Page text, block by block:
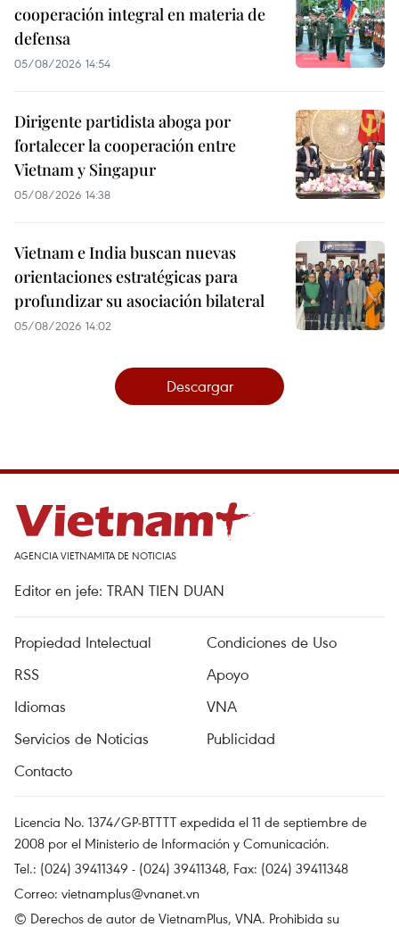
cooperación integral en materia de
defensa
05/08/2026 14:54
Dirigente partidista aboga por
fortalecer la cooperación entre
Vietnam y Singapur
05/08/2026 14:38
Vietnam e India buscan nuevas
orientaciones estratégicas para
profundizar su asociación bilateral
05/08/2026 14:02
Descargar
AGENCIA VIETNAMITA DE NOTICIAS
Editor en jefe: TRAN TIEN DUAN
Propiedad Intelectual
Condiciones de Uso
RSS
Apoyo
Idiomas
VNA
Servicios de Noticias
Publicidad
Contacto
Licencia No. 1374/GP-BTTTT expedida el 11 de septiembre de
2008 por el Ministerio de Información y Comunicación.
Tel.: (024) 39411349 - (024) 39411348, Fax: (024) 39411348
Correo: vietnamplus@vnanet.vn
© Derechos de autor de VietnamPlus, VNA. Prohibida su